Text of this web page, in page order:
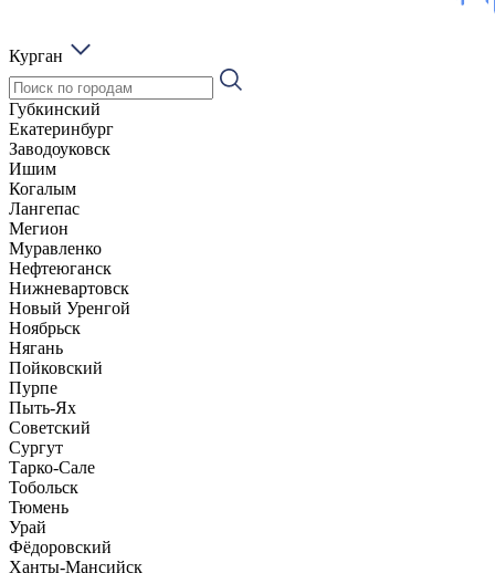
Курган
Губкинский
Екатеринбург
Заводоуковск
Ишим
Когалым
Лангепас
Мегион
Муравленко
Нефтеюганск
Нижневартовск
Новый Уренгой
Ноябрьск
Нягань
Пойковский
Пурпе
Пыть-Ях
Советский
Сургут
Тарко-Сале
Тобольск
Тюмень
Урай
Фёдоровский
Ханты-Мансийск